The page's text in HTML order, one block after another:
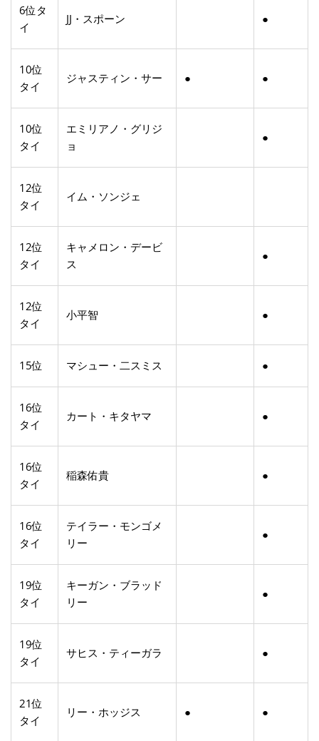
6位タ
イ
JJ・スポーン ●
10位
タイ
ジャスティン・サー ● ●
10位
タイ
エミリアノ・グリジ
ョ
●
12位
タイ
イム・ソンジェ
12位
タイ
キャメロン・デービ
ス
●
12位
タイ
小平智 ●
15位 マシュー・二スミス ●
16位
タイ
カート・キタヤマ ●
16位
タイ
稲森佑貴 ●
16位
タイ
テイラー・モンゴメ
リー
●
19位
タイ
キーガン・ブラッド
リー
●
19位
タイ
サヒス・ティーガラ ●
21位
タイ
リー・ホッジス ● ●